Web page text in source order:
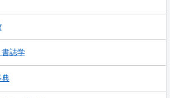
書誌学
典